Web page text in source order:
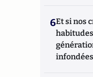
6Et si nos